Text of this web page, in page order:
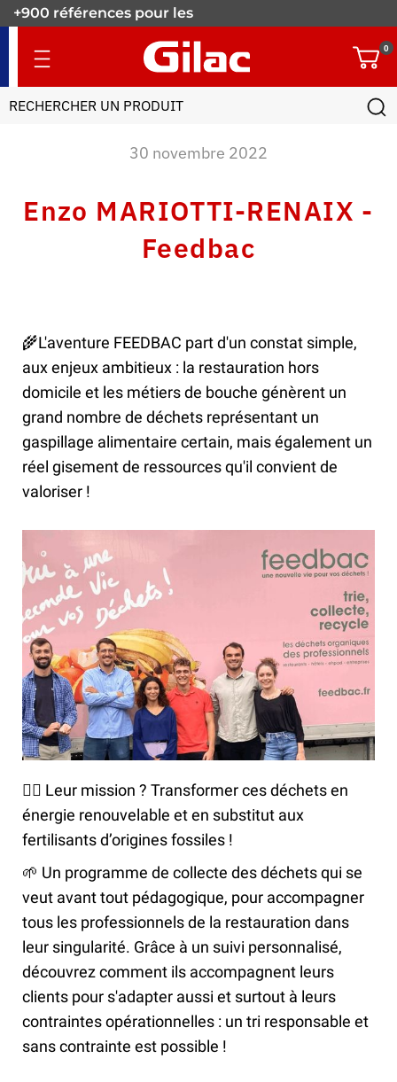
30 novembre 2022
Enzo MARIOTTI-RENAIX -
Feedbac
🌾L'aventure FEEDBAC part d'un constat simple,
aux enjeux ambitieux : la restauration hors
domicile et les métiers de bouche génèrent un
grand nombre de déchets représentant un
gaspillage alimentaire certain, mais également un
réel gisement de ressources qu'il convient de
valoriser !
👉🏻 Leur mission ? Transformer ces déchets en
énergie renouvelable et en substitut aux
fertilisants d’origines fossiles !
🌱 Un programme de collecte des déchets qui se
veut avant tout pédagogique, pour accompagner
tous les professionnels de la restauration dans
leur singularité. Grâce à un suivi personnalisé,
découvrez comment ils accompagnent leurs
clients pour s'adapter aussi et surtout à leurs
contraintes opérationnelles : un tri responsable et
sans contrainte est possible !
+900 références pour les
0